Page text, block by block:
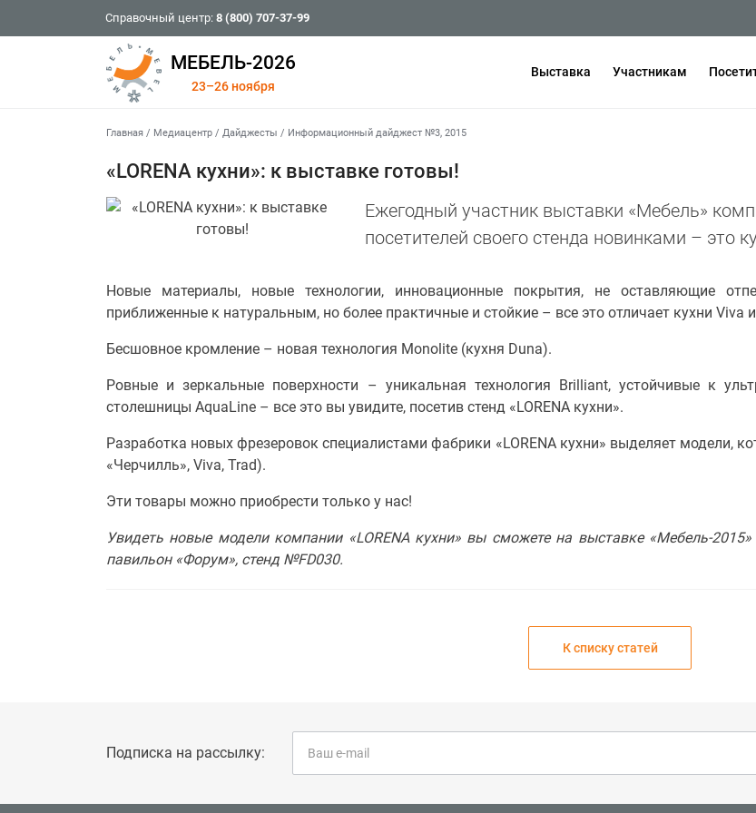
Справочный центр: 8 (800) 707-37-99
МЕБЕЛЬ-2026
23–26 ноября
Выставка Участникам
Главная / Медиацентр / Дайджесты / Информационный дайджест №3, 2015
«LORENA кухни»: к выставке готовы!
Ежегодный участник выставки «Мебель»
посетителей своего стенда новинками – это
Новые материалы, новые технологии, инновационные покрытия, не оставляющие
приближенные к натуральным, но более практичные и стойкие – все это отличает кухни Viva
Бесшовное кромление – новая технология Monolite (кухня Duna).
Ровные и зеркальные поверхности – уникальная технология Brilliant, устойчивые к
столешницы AquaLine – все это вы увидите, посетив стенд «LORENA кухни».
Разработка новых фрезеровок специалистами фабрики «LORENA кухни» выделяет модели,
«Черчилль», Viva, Trad).
Эти товары можно приобрести только у нас!
Увидеть новые модели компании «LORENA кухни» вы сможете на выставке «Мебель-
павильон «Форум», стенд №FD030.
К списку статей
Подписка на рассылку: